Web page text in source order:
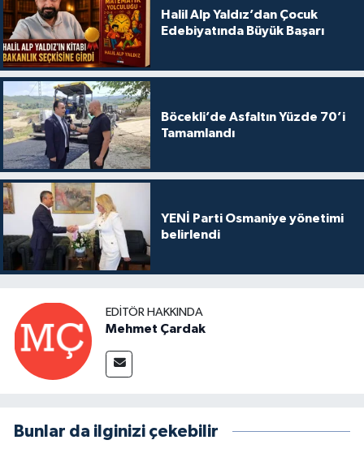
Halil Alp Yaldız’dan Çocuk
Edebiyatında Büyük Başarı
Böcekli’de Asfaltın Yüzde 70’i
Tamamlandı
YENİ Parti Osmaniye yönetimi
belirlendi
EDITÖR HAKKINDA
Mehmet Çardak
Bunlar da ilginizi çekebilir